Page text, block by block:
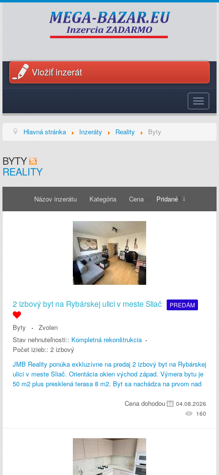
Vložiť inzerát
Toggle
Hlavná stránka Inzeráty Reality Byty
BYTY
REALITY
Názov inzerátu Kategória Cena Pridané
2 izbový byt na Rybárskej ulici v meste Sliač PREDÁM
Byty
Zvolen
Stav nehnuteľnosti:: Kompletná rekonštrukcia
Počet izieb:: 2 izbový
JMB Reality ponúka exkluzívne na predaj 2 izbový byt na Rybárskej
ulici v meste Sliač. Orientácia okien východ západ. Výmera bytu je
50 m2 plus presklená terasa 8 m2. Byt sa nachádza na prvom nad
Cena dohodou
04.08.2026
160